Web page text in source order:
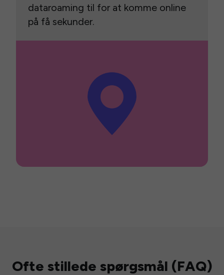
dataroaming til for at komme online
på få sekunder.
Ofte stillede spørgsmål (FAQ)